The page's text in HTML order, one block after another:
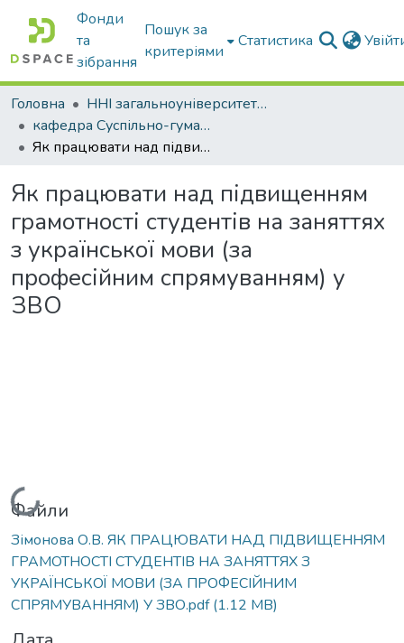
Фонди
та
зібрання
Пошук за
критеріями
Статистика
Головна
ННІ загальноуніверситетської підготовки
кафедра Суспільно-гуманітарні науки
Як працювати над підвищенням грамотності студентів на заняттях з української мови (за професійним спрямуванням) у ЗВО
Як працювати над підвищенням
грамотності студентів на заняттях
з української мови (за
професійним спрямуванням) у
ЗВО
Вантажиться...
Файли
Зімонова О.В. ЯК ПРАЦЮВАТИ НАД ПІДВИЩЕННЯМ
ГРАМОТНОСТІ СТУДЕНТІВ НА ЗАНЯТТЯХ З
УКРАЇНСЬКОЇ МОВИ (ЗА ПРОФЕСІЙНИМ
СПРЯМУВАННЯМ) У ЗВО.pdf(1.12 MB)